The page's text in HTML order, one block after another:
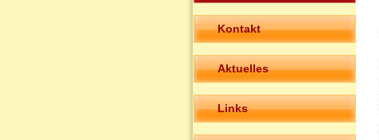
Kontakt
Aktuelles
Links